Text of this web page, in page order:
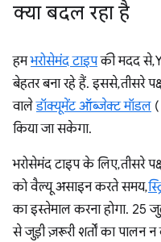
क्या बदल रहा है
हमभरोसेमंद टाइपकी मदद से,
बेहतर बना रहे हैं. इससे, तीसरे
वालेडॉक्यूमेंट ऑब्जेक्ट मॉडल
किया जा सकेगा.
भरोसेमंद टाइप के लिए, तीसरे
को वैल्यू असाइन करते समय,
का इस्तेमाल करना होगा. 25
से जुड़ी ज़रूरी शर्तों का पालन